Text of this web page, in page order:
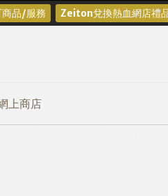
品/服務 Zeiton兌換熱血網店禮
上商店